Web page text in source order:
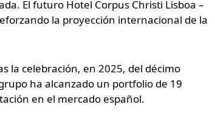
El futuro Hotel Corpus Christi Lisboa –
la proyección internacional de la
la celebración, en 2025, del décimo
ha alcanzado un portfolio de 19
en el mercado español.